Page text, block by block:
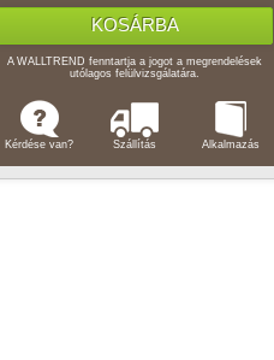
A WALLTREND fenntartja a jogot a megrendelések
utólagos felülvizsgálatára.
Kérdése van? Szállítás Alkalmazás